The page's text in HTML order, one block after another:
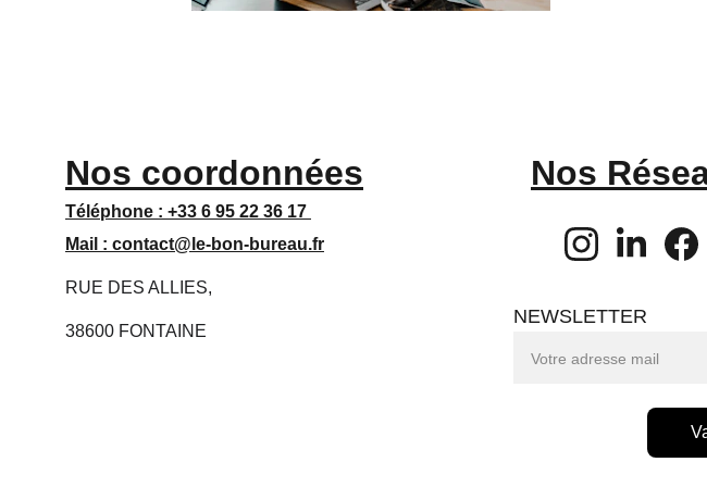
Téléphone : +33 6 95 22 36 17
Mail : contact@le-bon-bureau.fr
RUE DES ALLIES,
38600 FONTAINE
Nos
Nos coordonnées
NEWSLETTER